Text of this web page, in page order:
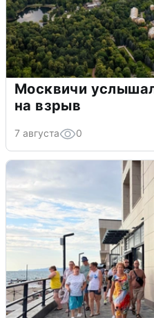
Москвичи
на взрыв
7 августа 0